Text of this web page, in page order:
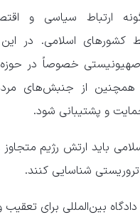
ارتباط سیاسی و
اسلامی. در این
خصوصاً در حوزه
همچنین از جنبش‌های
و پشتیبانی شود.
باید ارتش رژیم متجاوز
شناسایی کنند.
بین‌المللی برای تعقیب